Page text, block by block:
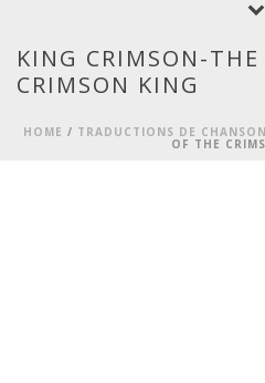
KING CRIMSON-
CRIMSON KING
HOME / TRADUCTIONS DE
OF THE